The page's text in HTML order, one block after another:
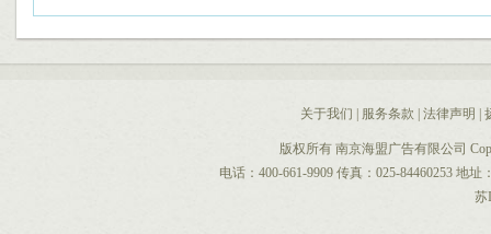
关于我们 服务条款 法律声明
版权所有 南京海盟广告有限公司
电话：400-661-9909 传真：025-84460253 地
苏